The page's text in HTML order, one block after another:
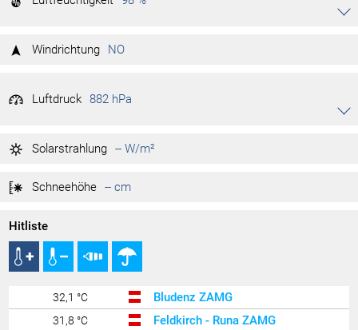
Akkordeon auf-/zuklappen
98 % Tag max.
98 %
Windrichtung NO
Luftdruck 882 hPa Akkordeon auf-/zuklappen
882 hPa Tag max.
Solarstrahlung -- W/m²
Schneehöhe -- cm
Hitliste
32,1 °C Bludenz ZAMG
31,8 °C Feldkirch - Runa ZAMG